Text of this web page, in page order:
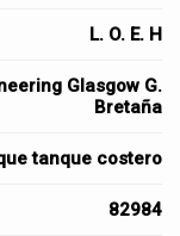
L. O. E. H
Glasgow G.
Bretaña
tanque costero
82984